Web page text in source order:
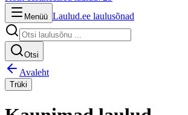
Menüü Laulud.ee laulusõnad
Otsi
Avaleht
Trüki